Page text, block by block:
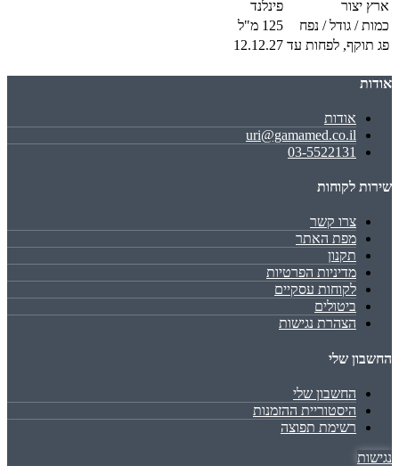
ארץ יצור
פינלנד
כמות / גודל / נפח
125 מ"ל
פג תוקף, לפחות עד 12.12.27
אודות
אודות
uri@gamamed.co.il
03-5522131
שירות לקוחות
צרו קשר
מפת האתר
תקנון
מדיניות הפרטיות
לקוחות עסקיים
ביטולים
הצהרת נגישות
החשבון שלי
החשבון שלי
היסטוריית ההזמנות
רשימת תפוצה
נגישות